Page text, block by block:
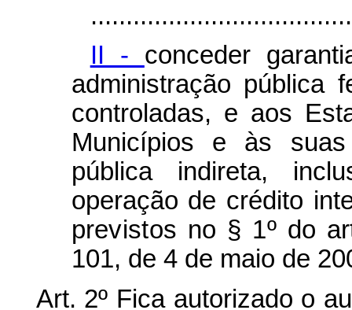
II - conceder
administração pública
controladas, e aos
Municípios e às suas
pública indireta,
operação de crédito
previstos no § 1º do
101, de 4 de maio de
Art. 2º Fica autorizado o